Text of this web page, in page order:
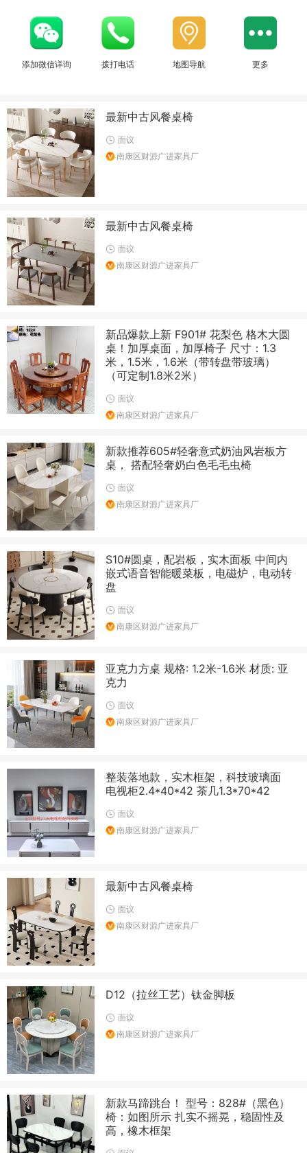
添加微信详询 拨打电话 地图导航 更多
最新中古风餐桌椅
面议
南康区财源广进家具厂
最新中古风餐桌椅
面议
南康区财源广进家具厂
新品爆款上新 F901# 花梨色 格木大圆
桌！加厚桌面，加厚椅子 尺寸：1.3
米，1.5米，1.6米（带转盘带玻璃）
（可定制1.8米2米）
面议
南康区财源广进家具厂
新款推荐605#轻奢意式奶油风岩板方
桌， 搭配轻奢奶白色毛毛虫椅
面议
南康区财源广进家具厂
S10#圆桌，配岩板，实木面板 中间内
嵌式语音智能暖菜板，电磁炉，电动转
盘
面议
南康区财源广进家具厂
亚克力方桌 规格: 1.2米-1.6米 材质: 亚
克力
面议
南康区财源广进家具厂
整装落地款，实木框架，科技玻璃面
电视柜2.4*40*42 茶几1.3*70*42
面议
南康区财源广进家具厂
最新中古风餐桌椅
面议
南康区财源广进家具厂
D12（拉丝工艺）钛金脚板
面议
南康区财源广进家具厂
新款马蹄跳台！ 型号：828#（黑色）
椅：如图所示 扎实不摇晃，稳固性及
高，橡木框架